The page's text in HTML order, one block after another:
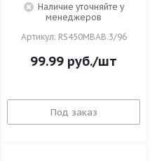
Наличие уточняйте у
менеджеров
Артикул: RS450MBAB.3/96
99.99 руб./шт
Под заказ